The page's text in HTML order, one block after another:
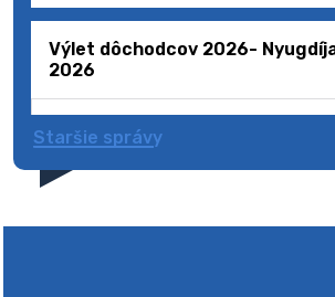
Výlet dôchodcov 2026-
2026
Staršie správy